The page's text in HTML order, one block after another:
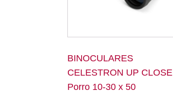
BINOCULARES
CELESTRON UP CLOSE
Porro 10-30 x 50